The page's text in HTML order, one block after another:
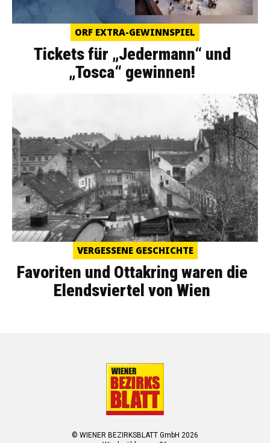
ORF EXTRA-GEWINNSPIEL
Tickets für „Jedermann“ und
„Tosca“ gewinnen!
VERGESSENE GESCHICHTE
Favoriten und Ottakring waren die
Elendsviertel von Wien
© WIENER BEZIRKSBLATT GmbH 2026